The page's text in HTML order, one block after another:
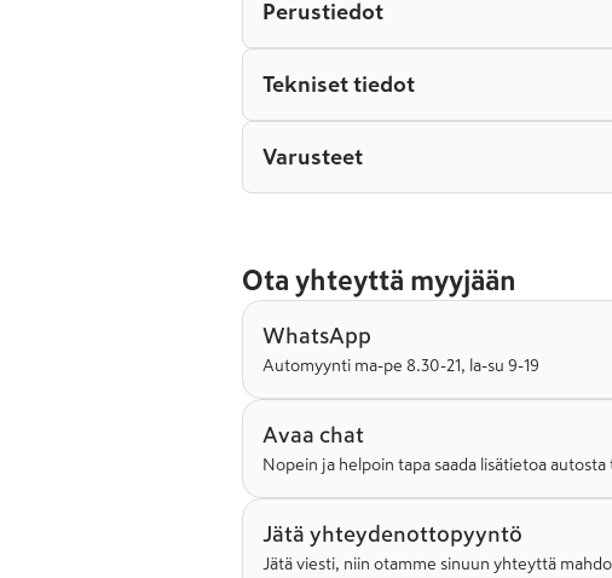
Perustiedot
Tekniset tiedot
Varusteet
Ota yhteyttä myyjään
WhatsApp
Automyynti ma-pe 8.30-21, la-su 9-19
Avaa chat
Nopein ja helpoin tapa saada lisätietoa
Jätä yhteydenottopyyntö
Jätä viesti, niin otamme sinuun yhteyttä